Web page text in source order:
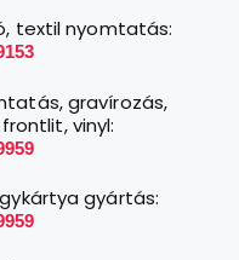
textil nyomtatás:
gravírozás,
vinyl:
gyártás: